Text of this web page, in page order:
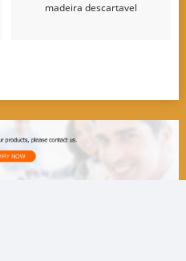
madeira descartavel